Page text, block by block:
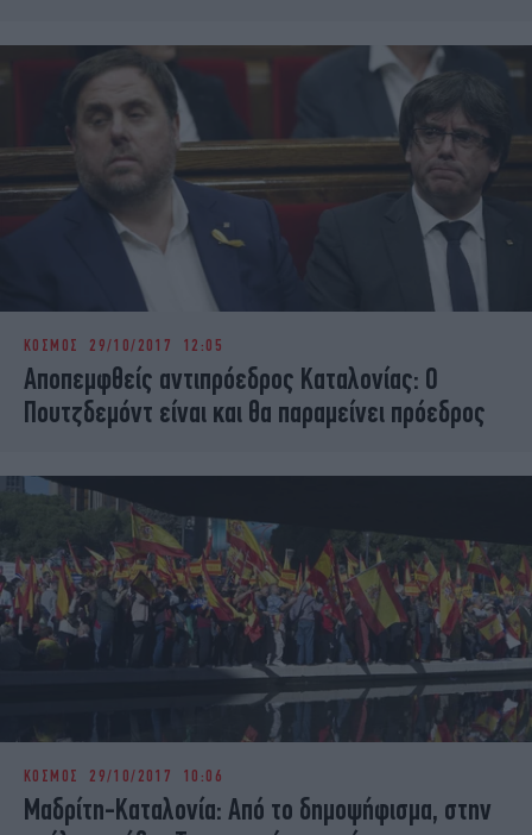
ΚΟΣΜΟΣ 29/10/2017 12:05
Αποπεμφθείς αντιπρόεδρος Καταλονίας: Ο
Πουτζδεμόντ είναι και θα παραμείνει πρόεδρος
ΚΟΣΜΟΣ 29/10/2017 10:06
Μαδρίτη-Καταλονία: Από το δημοψήφισμα, στην